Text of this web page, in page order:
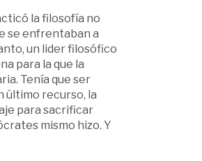
la filosofía no
se enfrentaban a
un lider filosófico
para la que la
Tenía que ser
último recurso, la
para sacrificar
mismo hizo. Y